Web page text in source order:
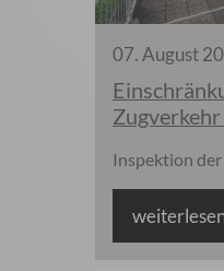
07.August
Inspektion